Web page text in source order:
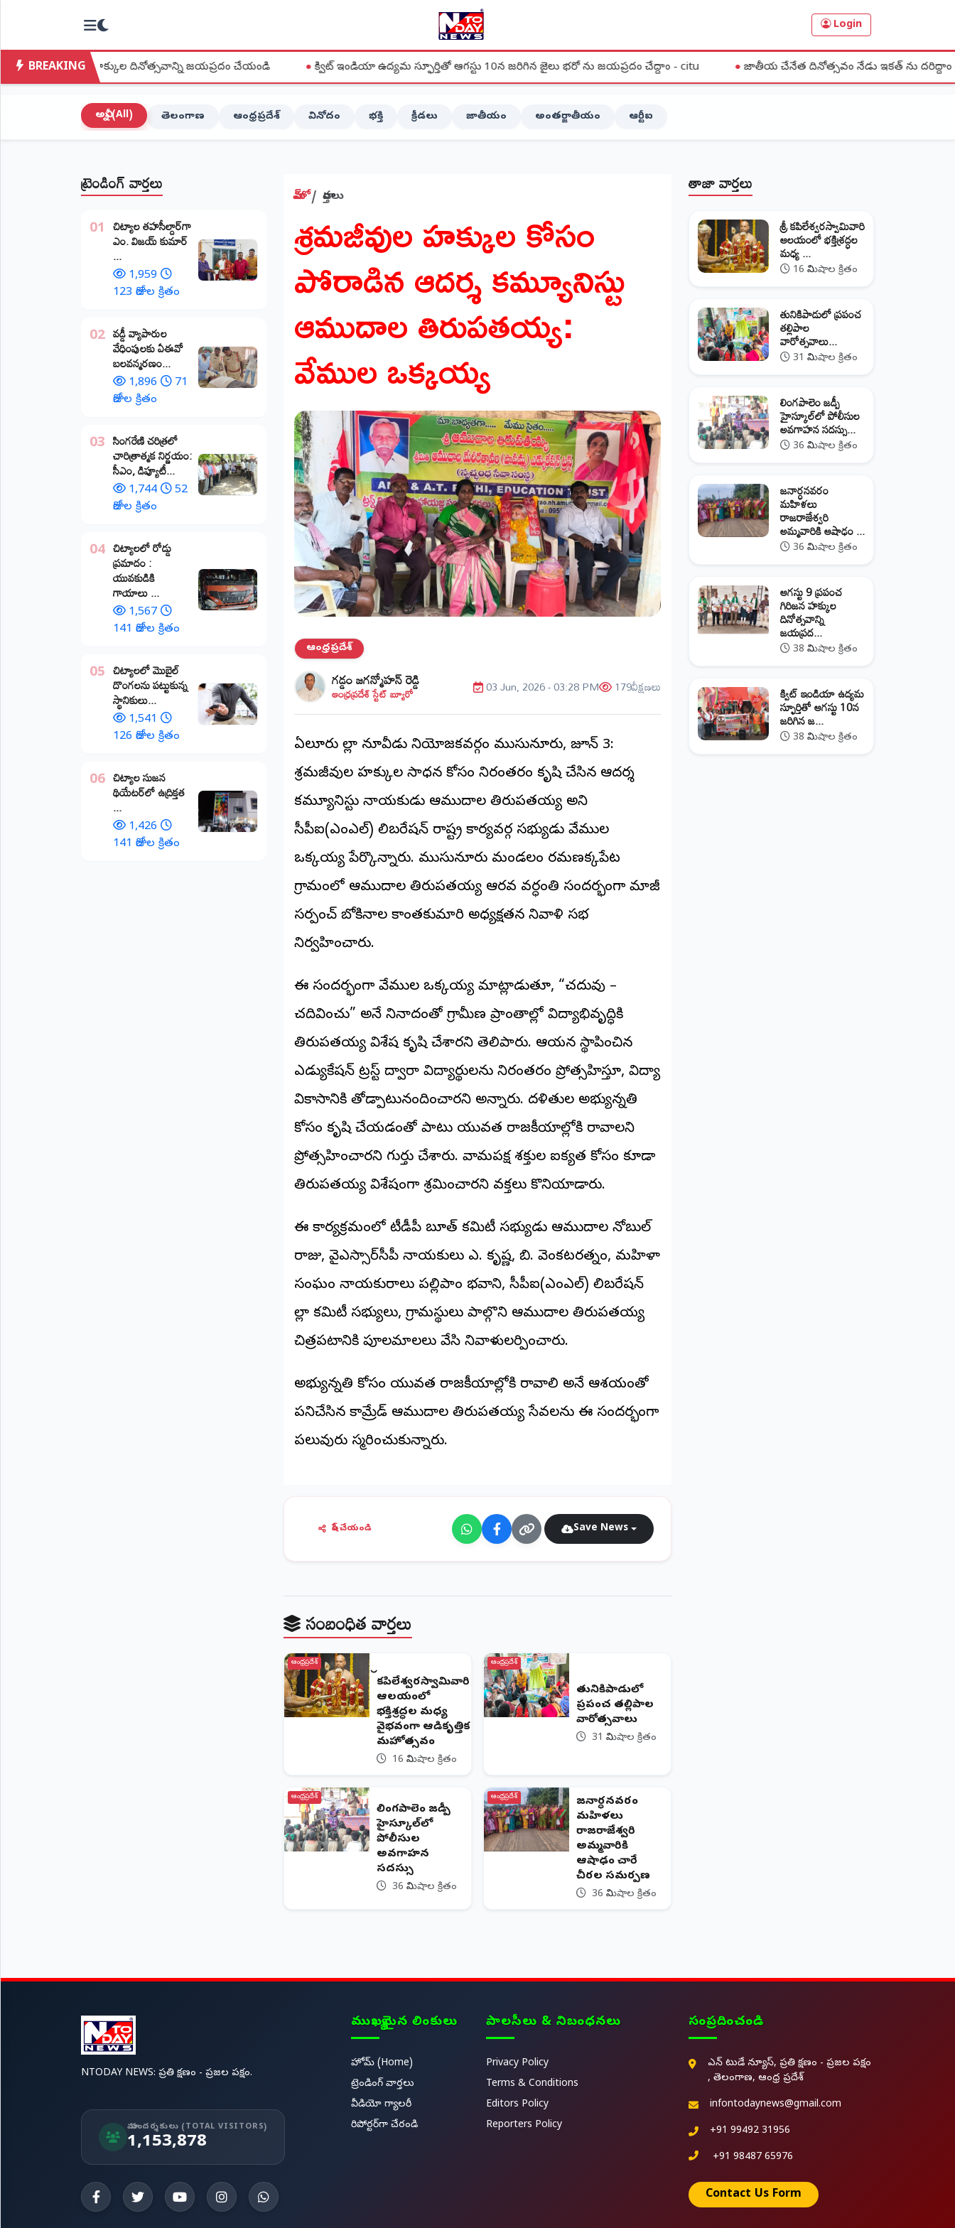
NTODAY×
హోమ్
Login
BREAKING
హక్కుల దినోత్సవాన్ని జయప్రదం చేయండి ●క్విట్ ఇండియా ఉద్యమ స్ఫూర్తితో ఆగస్టు 10న జరిగిన జైలు భరో ను జయప్రదం చేద్దాం - citu ●జాతీయ చేనేత దినోత్సవం నేడు ఇకత్ ను దరిద్దాం చేనేతను ఆదరిద్దాం
అన్నీ (All) తెలంగాణ ఆంధ్రప్రదేశ్ వినోదం భక్తి క్రీడలు జాతీయం అంతర్జాతీయం ఆర్టీఐ
ట్రెండింగ్ వార్తలు
01 ​చిట్యాల తహసీల్దార్‌గా
ఎం. విజయ్ కుమార్
...
1,959
123 రోజుల క్రితం
02 వడ్డీ వ్యాపారుల
వేధింపులకు ఏఈవో
బలవన్మరణం...
1,896
71
రోజుల క్రితం
03 ​సింగరేణి చరిత్రలో
చారిత్రాత్మక నిర్ణయం:
సీఎం, డిప్యూటీ...
1,744
52
రోజుల క్రితం
04 చిట్యాలలో రోడ్డు
ప్రమాదం :
యువకుడికి
గాయాలు ​...
1,567
141 రోజుల క్రితం
05 చిట్యాలలో మొబైల్
దొంగలను పట్టుకున్న
స్థానికులు...
1,541
126 రోజుల క్రితం
06 చిట్యాల సుజన
థియేటర్‌లో ఉద్రిక్తత
...
1,426
141 రోజుల క్రితం
హోమ్ వార్తలు
శ్రమజీవుల హక్కుల కోసం
పోరాడిన ఆదర్శ కమ్యూనిస్టు
ఆముదాల తిరుపతయ్య:
వేముల ఒక్కయ్య
ఆంధ్రప్రదేశ్
గడ్డం జగన్మోహన్ రెడ్డి
ఆంధ్రప్రదేశ్ స్టేట్ బ్యూరో 03 Jun, 2026 - 03:28 PM 179వీక్షణలు
ఏలూరు జిల్లా నూజివీడు నియోజకవర్గం ముసునూరు, జూన్ 3:
శ్రమజీవుల హక్కుల సాధన కోసం నిరంతరం కృషి చేసిన ఆదర్శ
కమ్యూనిస్టు నాయకుడు ఆముదాల తిరుపతయ్య అని
సీపీఐ(ఎంఎల్) లిబరేషన్ రాష్ట్ర కార్యవర్గ సభ్యుడు వేముల
ఒక్కయ్య పేర్కొన్నారు. ముసునూరు మండలం రమణక్కపేట
గ్రామంలో ఆముదాల తిరుపతయ్య ఆరవ వర్ధంతి సందర్భంగా మాజీ
సర్పంచ్ బోకినాల కాంతకుమారి అధ్యక్షతన నివాళి సభ
నిర్వహించారు.
ఈ సందర్భంగా వేముల ఒక్కయ్య మాట్లాడుతూ, “చదువు –
చదివించు” అనే నినాదంతో గ్రామీణ ప్రాంతాల్లో విద్యాభివృద్ధికి
తిరుపతయ్య విశేష కృషి చేశారని తెలిపారు. ఆయన స్థాపించిన
ఎడ్యుకేషన్ ట్రస్ట్ ద్వారా విద్యార్థులను నిరంతరం ప్రోత్సహిస్తూ, విద్యా
వికాసానికి తోడ్పాటునందించారని అన్నారు. దళితుల అభ్యున్నతి
కోసం కృషి చేయడంతో పాటు యువత రాజకీయాల్లోకి రావాలని
ప్రోత్సహించారని గుర్తు చేశారు. వామపక్ష శక్తుల ఐక్యత కోసం కూడా
తిరుపతయ్య విశేషంగా శ్రమించారని వక్తలు కొనియాడారు.
ఈ కార్యక్రమంలో టీడీపీ బూత్ కమిటీ సభ్యుడు ఆముదాల నోబుల్
రాజు, వైఎస్సార్‌సీపీ నాయకులు ఎ. కృష్ణ, బి. వెంకటరత్నం, మహిళా
సంఘం నాయకురాలు పల్లిపాం భవాని, సీపీఐ(ఎంఎల్) లిబరేషన్
జిల్లా కమిటీ సభ్యులు, గ్రామస్థులు పాల్గొని ఆముదాల తిరుపతయ్య
చిత్రపటానికి పూలమాలలు వేసి నివాళులర్పించారు.
అభ్యున్నతి కోసం యువత రాజకీయాల్లోకి రావాలి అనే ఆశయంతో
పనిచేసిన కామ్రేడ్ ఆముదాల తిరుపతయ్య సేవలను ఈ సందర్భంగా
పలువురు స్మరించుకున్నారు.
షేర్ చేయండి Save News
సంబంధిత వార్తలు
ఆంధ్రప్రదేశ్
కపిలేశ్వరస్వామివారి
ఆలయంలో
భక్తిశ్రద్ధల మధ్య
వైభవంగా ఆడికృత్తిక
మహోత్సవం
16 నిమిషాల క్రితం
ఆంధ్రప్రదేశ్
తునికిపాడులో
ప్రపంచ తల్లిపాల
వారోత్సవాలు
31 నిమిషాల క్రితం
ఆంధ్రప్రదేశ్
లింగపాలెం జడ్పీ
హైస్కూల్‌లో
పోలీసుల
అవగాహన
సదస్సు
36 నిమిషాల క్రితం
ఆంధ్రప్రదేశ్
జనార్ధనవరం
మహిళలు
రాజరాజేశ్వరి
అమ్మవారికి
ఆషాఢం చారే
చీరల సమర్పణ
36 నిమిషాల క్రితం
తాజా వార్తలు
శ్రీ కపిలేశ్వరస్వామివారి
ఆలయంలో భక్తిశ్రద్ధల
మధ్య ...
16 నిమిషాల క్రితం
తునికిపాడులో ప్రపంచ
తల్లిపాల
వారోత్సవాలు...
31 నిమిషాల క్రితం
లింగపాలెం జడ్పీ
హైస్కూల్‌లో పోలీసుల
అవగాహన సదస్సు...
36 నిమిషాల క్రితం
జనార్ధనవరం
మహిళలు
రాజరాజేశ్వరి
అమ్మవారికి ఆషాఢం ...
36 నిమిషాల క్రితం
ఆగస్టు 9 ప్రపంచ
గిరిజన హక్కుల
దినోత్సవాన్ని
జయప్రద...
38 నిమిషాల క్రితం
క్విట్ ఇండియా ఉద్యమ
స్ఫూర్తితో ఆగస్టు 10న
జరిగిన జ...
38 నిమిషాల క్రితం
NTODAY NEWS: ప్రతి క్షణం - ప్రజల పక్షం.
మా సందర్శకులు (TOTAL VISITORS)
1,153,878
ముఖ్యమైన లింకులు
హోమ్ (Home)
ట్రెండింగ్ వార్తలు
వీడియో గ్యాలరీ
రిపోర్టర్‌గా చేరండి
పాలసీలు & నిబంధనలు
Privacy Policy
Terms & Conditions
Editors Policy
Reporters Policy
సంప్రదించండి
ఎన్ టుడే న్యూస్, ప్రతి క్షణం - ప్రజల పక్షం
, తెలంగాణ, ఆంధ్ర ప్రదేశ్
infontodaynews@gmail.com
+91 99492 31956
+91 98487 65976
Contact Us Form